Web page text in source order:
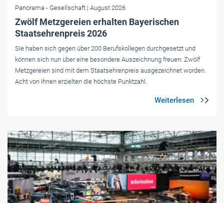
Panorama - Gesellschaft | August 2026
Zwölf Metzgereien erhalten Bayerischen
Staatsehrenpreis 2026
Sie haben sich gegen über 200 Berufskollegen durchgesetzt und
können sich nun über eine besondere Auszeichnung freuen: Zwölf
Metzgereien sind mit dem Staatsehrenpreis ausgezeichnet worden.
Acht von ihnen erzielten die höchste Punktzahl.